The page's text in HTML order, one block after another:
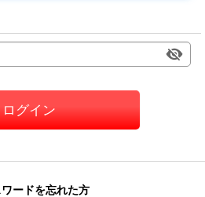
ログイン
ードを忘れた方